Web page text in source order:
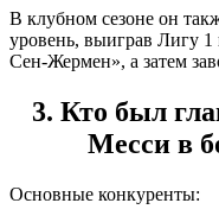
В клубном сезоне он
уровень, выиграв Лигу
Сен-Жермен», а затем
3. Кто был
Месси в
Основные конкуренты: